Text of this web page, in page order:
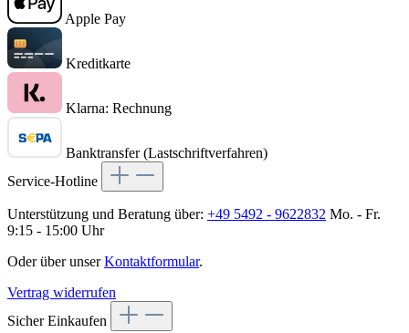
Apple Pay
Kreditkarte
Klarna: Rechnung
Banktransfer (Lastschriftverfahren)
Service-Hotline
Unterstützung und Beratung über: +49 5492 - 9622832 Mo. - Fr.
9:15 - 15:00 Uhr
Oder über unserKontaktformular.
Vertrag widerrufen
Sicher Einkaufen